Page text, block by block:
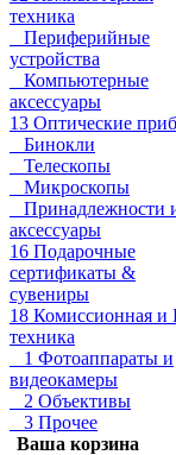
техника
Периферийные
устройства
Компьютерные
аксессуары
13 Оптические
Бинокли
Телескопы
Микроскопы
Принадлежности
аксессуары
16 Подарочные
сертификаты &
сувениры
18 Комиссионная и
техника
1 Фотоаппараты и
видеокамеры
2 Объективы
3 Прочее
Ваша корзина